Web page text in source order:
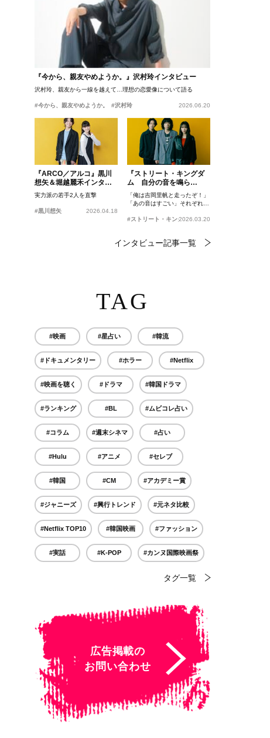
『今から、親友やめようか。』沢村玲インタビュー
沢村玲、親友から一線を越えて…理想の恋愛像について語る
#今から、親友やめようか。 #沢村玲 2026.06.20
『ARCO／アルコ』黒川
想矢＆堀越麗禾インタビ
ュー
実力派の若手2人を直撃
#黒川想矢 2026.04.18
『ストリート・キングダ
ム 自分の音を鳴ら
せ。』峯田和伸、若葉竜
也、吉岡里帆インタビュ
ー
「俺は吉岡里帆と走ったぞ！」
「あの音はすごい」それぞれの
#ストリート・キングダム 自分の音を鳴らせ。
2026.03.20
インタビュー記事一覧
TAG
#映画 #星占い #韓流
#ドキュメンタリー #ホラー #Netflix
#映画を聴く #ドラマ #韓国ドラマ
#ランキング #BL #ムビコレ占い
#コラム #週末シネマ #占い
#Hulu #アニメ #セレブ
#韓国 #CM #アカデミー賞
#ジャニーズ #興行トレンド #元ネタ比較
#Netflix TOP10 #韓国映画 #ファッション
#実話 #K-POP #カンヌ国際映画祭
タグ一覧
広告掲載の
お問い合わせ